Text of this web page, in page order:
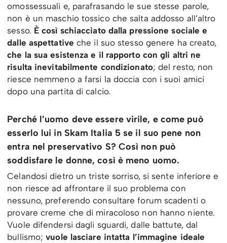
omossessuali e, parafrasando le sue stesse parole,
non è un maschio tossico che salta addosso all’altro
sesso. È così schiacciato dalla pressione sociale e
dalle aspettative che il suo stesso genere ha creato,
che la sua esistenza e il rapporto con gli altri ne
risulta inevitabilmente condizionato; del resto, non
riesce nemmeno a farsi la doccia con i suoi amici
dopo una partita di calcio.
Perché l’uomo deve essere virile, e come può
esserlo lui in Skam Italia 5 se il suo pene non
entra nel preservativo S? Così non può
soddisfare le donne, così è meno uomo.
Celandosi dietro un triste sorriso, si sente inferiore e
non riesce ad affrontare il suo problema con
nessuno, preferendo consultare forum scadenti o
provare creme che di miracoloso non hanno niente.
Vuole difendersi dagli sguardi, dalle battute, dal
bullismo;vuole lasciare intatta l’immagine ideale